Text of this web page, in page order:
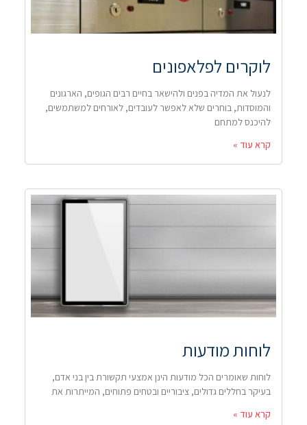
לוקרים לפלאפונים
לנעול את המדיה בפנים ולהישאר בחיים רבים הגופים, הארגונים
והמוסדות, בוחרים שלא לאפשר לעובדים, לאורחים למשתמשים,
להיכנס למתחם
קרא עוד »
לוחות מודעות
לוחות שאומרים הכל מודעות הינן אמצעי תקשורת בין בני אדם,
בעיקר בחללים גדולים, ציבוריים ובטחים פתוחים, המייתרות את
קרא עוד »